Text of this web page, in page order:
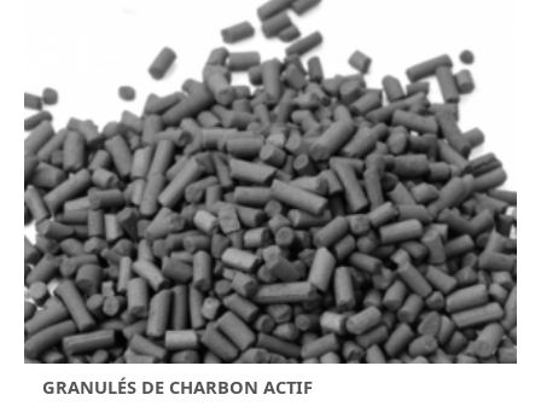
GRANULÉS DE CHARBON ACTIF